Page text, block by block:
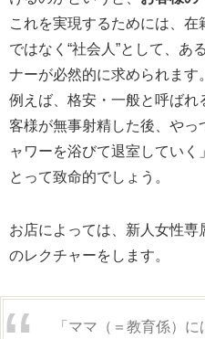
これを実現するためには、在
ではなく“社会人”として、あ
ナーが必然的に求められます。
例えば、格安・一般と呼ば
客様が無事射精した後、や
ャワーを浴びて退室してい
とって致命的でしょう。
お店によっては、新人女性専
のレクチャーをします。
「ママ（＝教育係）